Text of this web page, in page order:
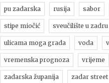
pu zadarska rusija sabor
stipe miočić sveučilište u zadru
ulicama moga grada voda
vremenska prognoza vrijeme
zadarska županija zadar street